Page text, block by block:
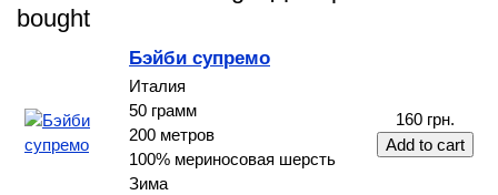
bought
Бэйби супремо
Италия
50 грамм
200 метров
100% мериносовая шерсть
Зима
160 грн.